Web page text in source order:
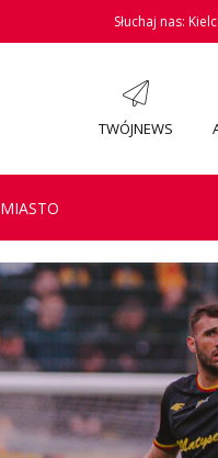
Słuchaj nas:
TWÓJNEWS
MIASTO